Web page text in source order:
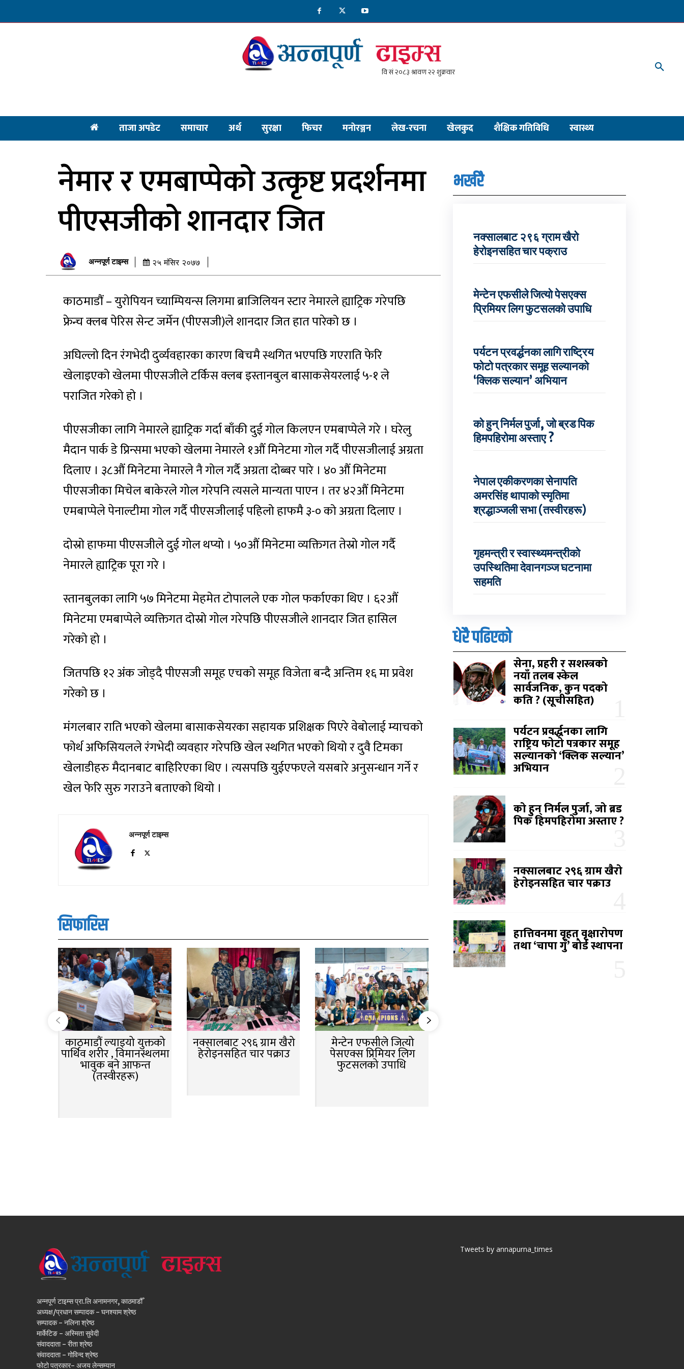
ताजा अपडेट समाचार अर्थ सुरक्षा फिचर मनाेरञ्जन लेख-रचना खेलकुद शैक्षिक गतिविधि स्वास्थ्य
नेमार र एमबाप्पेको उत्कृष्ट प्रदर्शनमा
पीएसजीको शानदार जित
अन्नपूर्ण टाइम्स २५ मंसिर २०७७
काठमाडौं – युरोपियन च्याम्पियन्स लिगमा ब्राजिलियन स्टार नेमारले ह्याट्रिक गरेपछि
फ्रेन्च क्लब पेरिस सेन्ट जर्मेन (पीएसजी)ले शानदार जित हात पारेको छ ।
अघिल्लो दिन रंगभेदी दुर्व्यवहारका कारण बिचमै स्थगित भएपछि गएराति फेरि
खेलाइएको खेलमा पीएसजीले टर्किस क्लब इस्तानबुल बासाकसेयरलाई ५-१ ले
पराजित गरेको हो ।
पीएसजीका लागि नेमारले ह्याट्रिक गर्दा बाँकी दुई गोल किलएन एमबाप्पेले गरे । घरेलु
मैदान पार्क डे प्रिन्समा भएको खेलमा नेमारले १औं मिनेटमा गोल गर्दै पीएसजीलाई अग्रता
दिलाए । ३८औं मिनेटमा नेमारले नै गोल गर्दै अग्रता दोब्बर पारे । ४० औं मिनेटमा
पीएसजीका मिचेल बाकेरले गोल गरेपनि त्यसले मान्यता पाएन । तर ४२औं मिनेटमा
एमबाप्पेले पेनाल्टीमा गोल गर्दै पीएसजीलाई पहिलो हाफमै ३-० को अग्रता दिलाए ।
दोस्रो हाफमा पीएसजीले दुई गोल थप्यो । ५०औं मिनेटमा व्यक्तिगत तेस्रो गोल गर्दै
नेमारले ह्याट्रिक पूरा गरे ।
स्तानबुलका लागि ५७ मिनेटमा मेहमेत टोपालले एक गोल फर्काएका थिए । ६२औं
मिनेटमा एमबाप्पेले व्यक्तिगत दोस्रो गोल गरेपछि पीएसजीले शानदार जित हासिल
गरेको हो ।
जितपछि १२ अंक जोड्दै पीएसजी समूह एचको समूह विजेता बन्दै अन्तिम १६ मा प्रवेश
गरेको छ ।
मंगलबार राति भएको खेलमा बासाकसेयरका सहायक प्रशिक्षक पिएरे वेबोलाई म्याचको
फोर्थ अफिसियलले रंगभेदी व्यवहार गरेपछि खेल स्थगित भएको थियो र दुवै टिमका
खेलाडीहरु मैदानबाट बाहिरिएका थिए । त्यसपछि युईएफएले यसबारे अनुसन्धान गर्ने र
खेल फेरि सुरु गराउने बताएको थियो ।
अन्नपूर्ण टाइम्स
सिफारिस
काठमाडौं ल्याइयो युक्तको
पार्थिव शरीर , विमानस्थलमा
भावुक बने आफन्त
(तस्वीरहरू)
नक्सालबाट २९६ ग्राम खैरो
हेरोइनसहित चार पक्राउ
मेन्टेन एफसीले जित्यो
पेसएक्स प्रिमियर लिग
फुटसलको उपाधि
भर्खरै
नक्सालबाट २९६ ग्राम खैरो
हेरोइनसहित चार पक्राउ
मेन्टेन एफसीले जित्यो पेसएक्स
प्रिमियर लिग फुटसलको उपाधि
पर्यटन प्रवर्द्धनका लागि राष्ट्रिय
फोटो पत्रकार समूह सल्यानको
‘क्लिक सल्यान’ अभियान
को हुन् निर्मल पुर्जा, जो ब्रड पिक
हिमपहिरोमा अस्ताए ?
नेपाल एकीकरणका सेनापति
अमरसिंह थापाको स्मृतिमा
श्रद्धाञ्जली सभा (तस्वीरहरू)
गृहमन्त्री र स्वास्थ्यमन्त्रीको
उपस्थितिमा देवानगञ्ज घटनामा
सहमति
धेरै पढिएको
सेना, प्रहरी र सशस्त्रको
नयाँ तलब स्केल
सार्वजनिक, कुन पदको
कति ? (सूचीसहित)
पर्यटन प्रवर्द्धनका लागि
राष्ट्रिय फोटो पत्रकार समूह
सल्यानको ‘क्लिक सल्यान’
अभियान
को हुन् निर्मल पुर्जा, जो ब्रड
पिक हिमपहिरोमा अस्ताए ?
नक्सालबाट २९६ ग्राम खैरो
हेरोइनसहित चार पक्राउ
हात्तिवनमा वृहत् वृक्षारोपण
तथा ‘चापा गुँ’ बोर्ड स्थापना
अन्नपूर्ण टाइम्स प्रा.लि अनामनगर, काठमाडौँ
अध्यक्ष/प्रधान सम्पादक - घनश्याम श्रेष्ठ
सम्पादक - नलिना श्रेष्ठ
मार्केटिङ - अस्मिता सुवेदी
संवाददाता - रीता श्रेष्ठ
संवाददाता - गोविन्द श्रेष्ठ
फोटो पत्रकार- अजय लेन्सम्यान
Tweets by annapurna_times